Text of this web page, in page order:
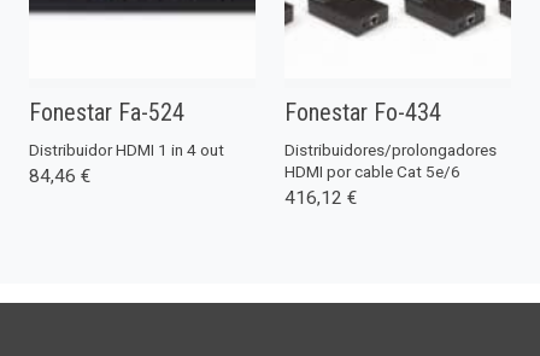
Fonestar Fa-524
Distribuidor HDMI 1 in 4 out
84,46 €
Fonestar Fo-434
Distribuidores/prolongadores
HDMI por cable Cat 5e/6
416,12 €